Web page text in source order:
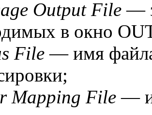
Output File—
в окно
File— имя файла
Mapping File—